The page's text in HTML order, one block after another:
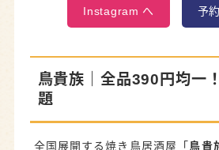
Instagram へ 予
鳥貴族 ｜全品390円均一
題
全国展開する焼き鳥居酒屋「 鳥貴